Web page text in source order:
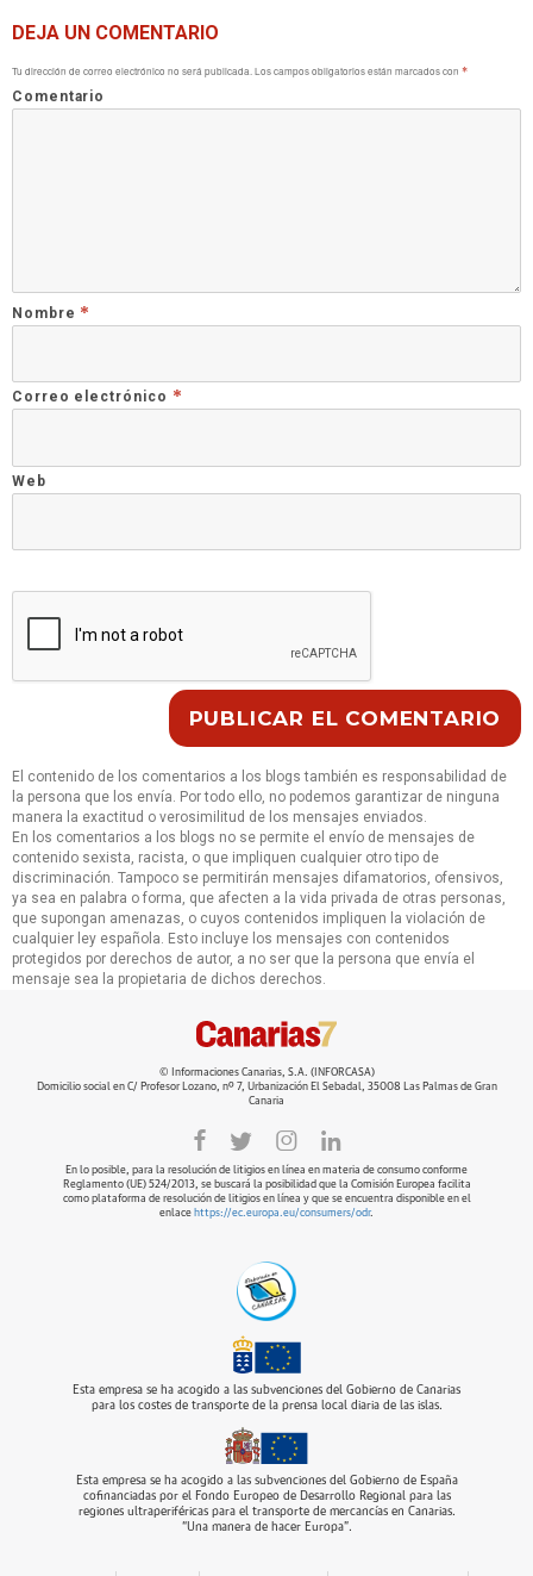
DEJA UN COMENTARIO
Tu dirección de correo electrónico no será publicada. Los campos obligatorios están marcados con *
Comentario
Nombre *
Correo electrónico *
Web
El contenido de los comentarios a los blogs también es responsabilidad de
la persona que los envía. Por todo ello, no podemos garantizar de ninguna
manera la exactitud o verosimilitud de los mensajes enviados.
En los comentarios a los blogs no se permite el envío de mensajes de
contenido sexista, racista, o que impliquen cualquier otro tipo de
discriminación. Tampoco se permitirán mensajes difamatorios, ofensivos,
ya sea en palabra o forma, que afecten a la vida privada de otras personas,
que supongan amenazas, o cuyos contenidos impliquen la violación de
cualquier ley española. Esto incluye los mensajes con contenidos
protegidos por derechos de autor, a no ser que la persona que envía el
mensaje sea la propietaria de dichos derechos.
© Informaciones Canarias, S.A. (INFORCASA)
Domicilio social en C/ Profesor Lozano, nº 7, Urbanización El Sebadal, 35008 Las Palmas de Gran
Canaria
En lo posible, para la resolución de litigios en línea en materia de consumo conforme
Reglamento (UE) 524/2013, se buscará la posibilidad que la Comisión Europea facilita
como plataforma de resolución de litigios en línea y que se encuentra disponible en el
enlace https://ec.europa.eu/consumers/odr.
Esta empresa se ha acogido a las subvenciones del Gobierno de Canarias
para los costes de transporte de la prensa local diaria de las islas.
Esta empresa se ha acogido a las subvenciones del Gobierno de España
cofinanciadas por el Fondo Europeo de Desarrollo Regional para las
regiones ultraperiféricas para el transporte de mercancías en Canarias.
“Una manera de hacer Europa”.